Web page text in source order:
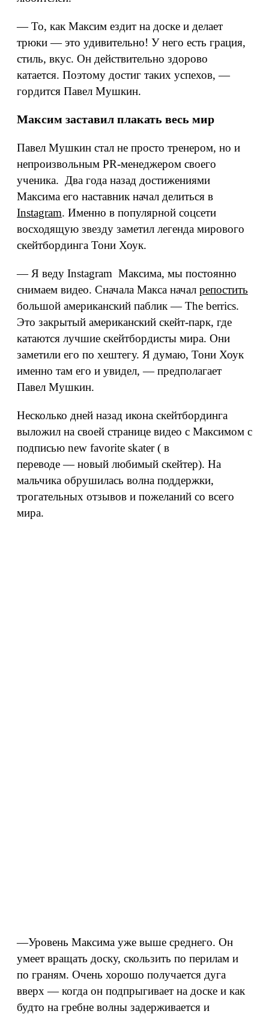
— То, как Максим ездит на доске и делает
трюки — это удивительно! У него есть грация,
стиль, вкус. Он действительно здорово
катается. Поэтому достиг таких успехов, —
гордится Павел Мушкин.
Максим заставил плакать весь мир
Павел Мушкин стал не просто тренером, но и
непроизвольным PR-менеджером своего
ученика. Два года назад достижениями
Максима его наставник начал делиться в
Instagram. Именно в популярной соцсети
восходящую звезду заметил легенда мирового
скейтбординга Тони Хоук.
— Я веду Instagram Максима, мы постоянно
снимаем видео. Сначала Макса начал репостить
большой американский паблик — The berrics.
Это закрытый американский скейт-парк, где
катаются лучшие скейтбордисты мира. Они
заметили его по хештегу. Я думаю, Тони Хоук
именно там его и увидел, — предполагает
Павел Мушкин.
Несколько дней назад икона скейтбординга
выложил на своей странице видео с Максимом с
подписью new favorite skater ( в
переводе — новый любимый скейтер). На
мальчика обрушилась волна поддержки,
трогательных отзывов и пожеланий со всего
мира.
—Уровень Максима уже выше среднего. Он
умеет вращать доску, скользить по перилам и
по граням. Очень хорошо получается дуга
вверх — когда он подпрыгивает на доске и как
будто на гребне волны задерживается и